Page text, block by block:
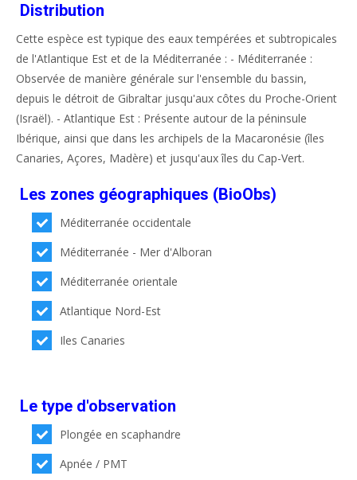
Distribution
Cette espèce est typique des eaux tempérées et subtropicales
de l'Atlantique Est et de la Méditerranée : - Méditerranée :
Observée de manière générale sur l'ensemble du bassin,
depuis le détroit de Gibraltar jusqu'aux côtes du Proche-Orient
(Israël). - Atlantique Est : Présente autour de la péninsule
Ibérique, ainsi que dans les archipels de la Macaronésie (îles
Canaries, Açores, Madère) et jusqu'aux îles du Cap-Vert.
Les zones géographiques (BioObs)
Méditerranée occidentale
Méditerranée - Mer d'Alboran
Méditerranée orientale
Atlantique Nord-Est
Iles Canaries
Le type d'observation
Plongée en scaphandre
Apnée / PMT